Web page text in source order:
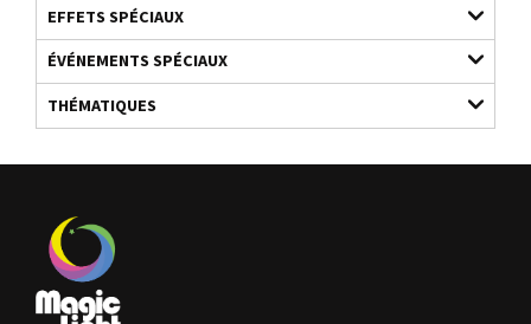
EFFETS SPÉCIAUX
ÉVÉNEMENTS SPÉCIAUX
THÉMATIQUES